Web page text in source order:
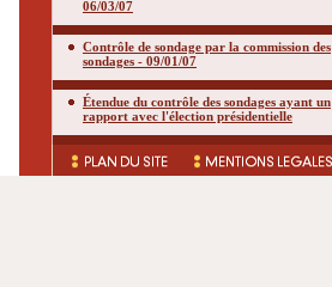
06/03/07
Contrôle de sondage par la commission des
sondages - 09/01/07
Étendue du contrôle des sondages ayant un
rapport avec l'élection présidentielle